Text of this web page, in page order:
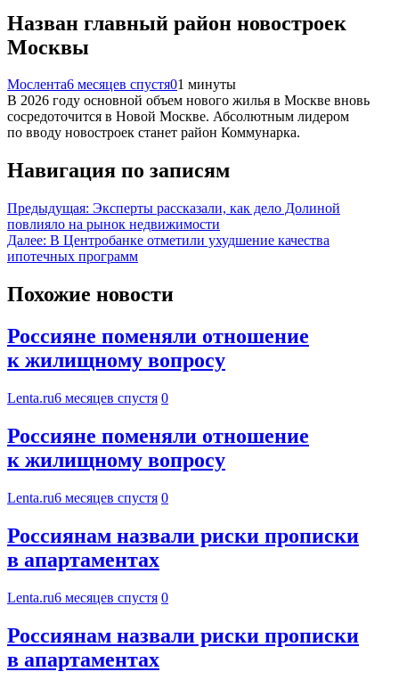
Назван главный район новостроек
Москвы
Мослента6 месяцев спустя01 минуты
В 2026 году основной объем нового жилья в Москве вновь
сосредоточится в Новой Москве. Абсолютным лидером
по вводу новостроек станет район Коммунарка.
Навигация по записям
Предыдущая: Эксперты рассказали, как дело Долиной
повлияло на рынок недвижимости
Далее: В Центробанке отметили ухудшение качества
ипотечных программ
Похожие новости
Россияне поменяли отношение
к жилищному вопросу
Lenta.ru6 месяцев спустя 0
Россияне поменяли отношение
к жилищному вопросу
Lenta.ru6 месяцев спустя 0
Россиянам назвали риски прописки
в апартаментах
Lenta.ru6 месяцев спустя 0
Россиянам назвали риски прописки
в апартаментах